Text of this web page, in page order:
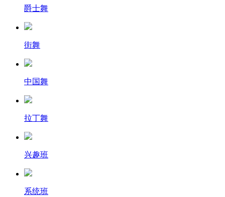
爵士舞
街舞
中国舞
拉丁舞
兴趣班
系统班